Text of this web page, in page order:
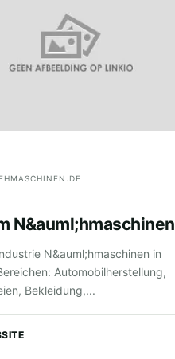
N&auml;hmaschinen
N&auml;hmaschinen in
Automobilherstellung,
Bekleidung,...